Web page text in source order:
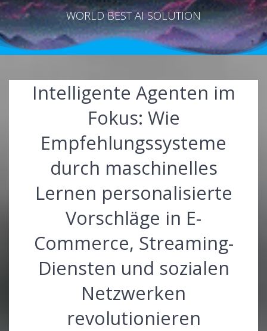
WORLD BEST AI SOLUTION
Intelligente Agenten im
Fokus: Wie
Empfehlungssysteme
durch maschinelles
Lernen personalisierte
Vorschläge in E-
Commerce, Streaming-
Diensten und sozialen
Netzwerken
revolutionieren